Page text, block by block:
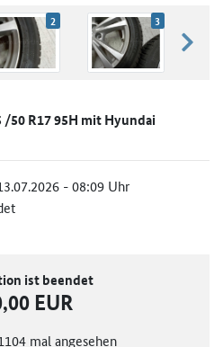
2 3
R17 95H mit Hyundai
- 08:09 Uhr
ist beendet
EUR
mal angesehen